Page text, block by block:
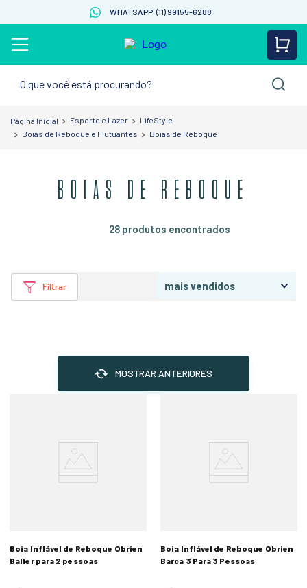
WHATSAPP: (11) 99155-6288
Esporte e Lazer
LifeStyle
Boias de Reboque e Flutuantes
Boias de Reboque
BOIAS DE REBOQUE
28 produtos
Filtrar mais vendidos
MOSTRAR ANTERIORES
Boia Inflável de Reboque Obrien
Baller para 2 pessoas
Boia Inflável de Reboque Obrien
Barca 3 Para 3 Pessoas